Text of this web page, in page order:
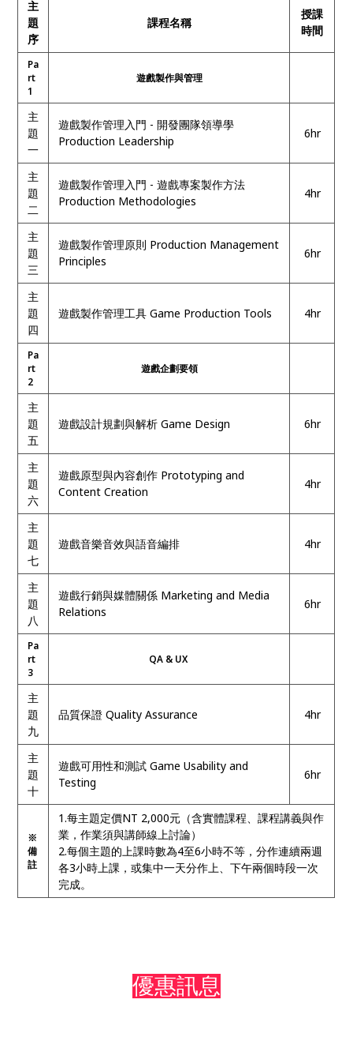
主
題
序
課程名稱
授課
時間
Pa
rt
1
遊戲製作與管理
主
題
一
遊戲製作管理入門 -開發團隊領導學
Production Leadership
6hr
主
題
二
遊戲製作管理入門 -遊戲專案製作方法
Production Methodologies
4hr
主
題
三
遊戲製作管理原則 Production Management
Principles
6hr
主
題
四
遊戲製作管理工具Game Production Tools 4hr
Pa
rt
2
遊戲企劃要領
主
題
五
遊戲設計規劃與解析 Game Design 6hr
主
題
六
遊戲原型與內容創作 Prototyping and
Content Creation
4hr
主
題
七
遊戲音樂音效與語音編排 4hr
主
題
八
遊戲行銷與媒體關係 Marketing and Media
Relations
6hr
Pa
rt
3
QA & UX
主
題
九
品質保證 Quality Assurance 4hr
主
題
十
遊戲可用性和測試 Game Usability and
Testing
6hr
※
備
註
1.每主題定價NT 2,000元（含實體課程、課程講義與作
業，作業須與講師線上討論）
2.每個主題的上課時數為4至6小時不等，分作連續兩週
各3小時上課，或集中一天分作上、下午兩個時段一次
完成。
優惠訊息